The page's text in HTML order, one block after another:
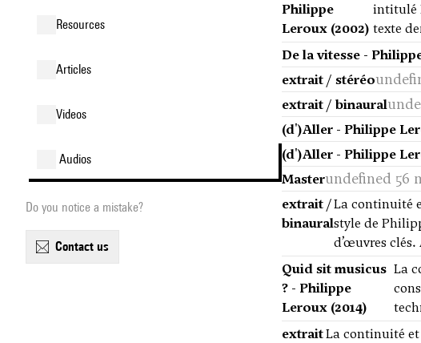
resources
articles
videos
audios
Do you notice a mistake?
contact us
Philippe
Leroux (2002)
intitulé
texte
De la vitesse -
extrait / stéréo
extrait / binaural
(d')Aller - Philippe
(d')Aller - Philippe
Masterundefined 56
extrait /
binaural
La continuité
style de
d’œuvres clés.
Quid sit musicus
? - Philippe
Leroux (2014)
La
extraitLa continuité